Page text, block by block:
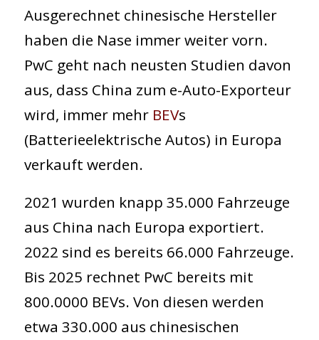
MOTION.world
Ausgerechnet chinesische Hersteller
haben die Nase immer weiter vorn.
PwC geht nach neusten Studien davon
aus, dass China zum e-Auto-Exporteur
wird, immer mehr BEVs
(Batterieelektrische Autos) in Europa
verkauft werden.
2021 wurden knapp 35.000 Fahrzeuge
aus China nach Europa exportiert.
2022 sind es bereits 66.000 Fahrzeuge.
Bis 2025 rechnet PwC bereits mit
800.0000 BEVs. Von diesen werden
etwa 330.000 aus chinesischen